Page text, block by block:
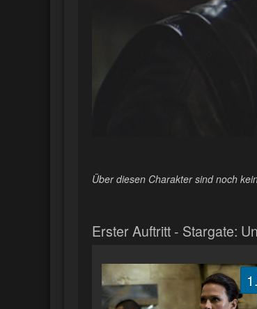
Über diesen Charakter sind noch
Erster Auftritt - Stargate: